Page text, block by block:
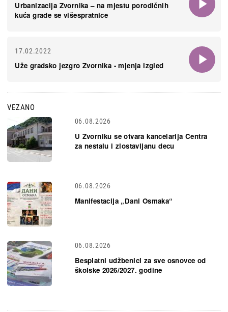
Urbanizacija Zvornika – na mjestu porodičnih
kuća grade se višespratnice
17.02.2022
Uže gradsko jezgro Zvornika - mjenja izgled
VEZANO
06.08.2026
U Zvorniku se otvara kancelarija Centra
za nestalu i zlostavljanu decu
06.08.2026
Manifestacija „Dani Osmaka“
06.08.2026
Besplatni udžbenici za sve osnovce od
školske 2026/2027. godine